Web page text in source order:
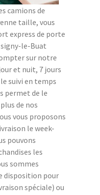
camions de
taille, vous
express de porte
le-Buat
sur notre
et nuit, 7 jours
suivi en temps
permet de le
de nos
vous proposons
le week-
pouvons
les
sommes
disposition pour
spéciale) ou